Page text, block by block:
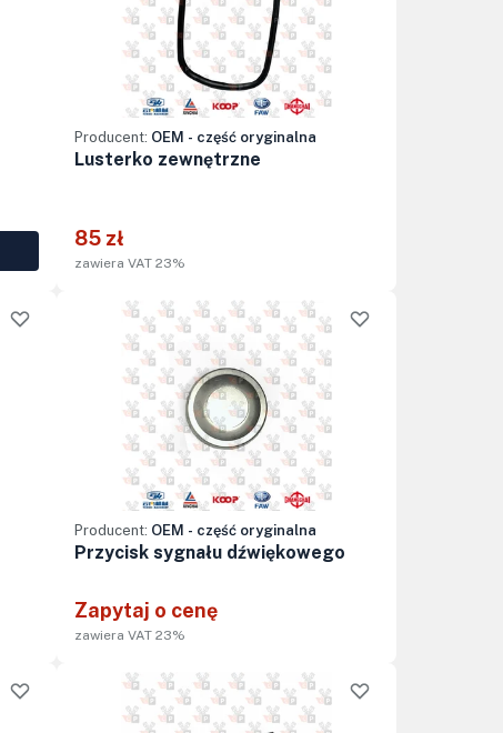
Producent: OEM - część oryginalna
Lusterko zewnętrzne
85 zł
zawiera VAT 23%
Producent: OEM - część oryginalna
Przycisk sygnału dźwiękowego
Zapytaj o cenę
zawiera VAT 23%